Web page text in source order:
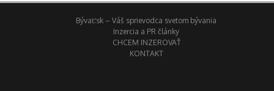
Bývať.sk – Váš sprievodca svetom bývania
Inzercia a PR články
CHCEM INZEROVAŤ
KONTAKT